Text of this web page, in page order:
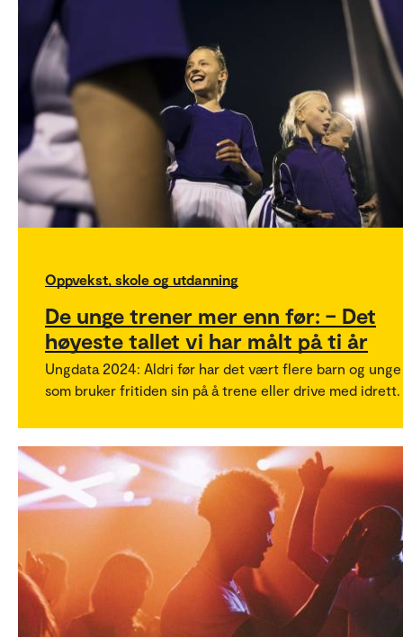
Oppvekst, skole og utdanning
De unge trener mer enn før: – Det
høyeste tallet vi har målt på ti år
Ungdata 2024: Aldri før har det vært flere barn og unge
som bruker fritiden sin på å trene eller drive med idrett.